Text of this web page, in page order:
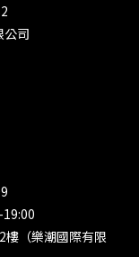
司
（樂潮國際有限